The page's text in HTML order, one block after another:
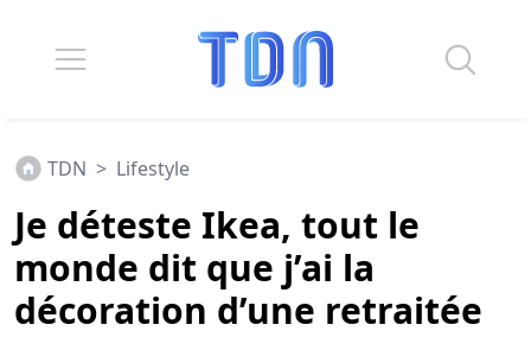
TDN > Lifestyle
Je déteste Ikea, tout le
monde dit que j’ai la
décoration d’une retraitée